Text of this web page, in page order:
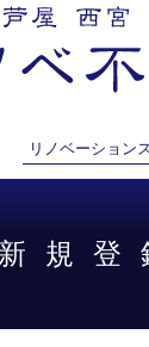
リノベーション
規登